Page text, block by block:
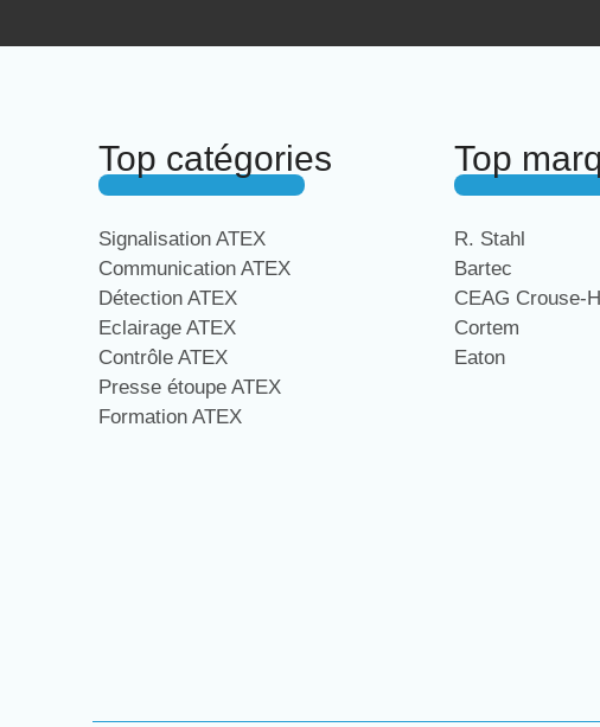
Top catégories
Signalisation ATEX
Communication ATEX
Détection ATEX
Eclairage ATEX
Contrôle ATEX
Presse étoupe ATEX
Formation ATEX
Top
R. Stahl
Bartec
CEAG Crouse-
Cortem
Eaton